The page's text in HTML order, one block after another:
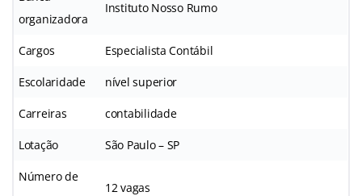
organizadora
Instituto Nosso Rumo
Cargos Especialista Contábil
Escolaridade nível superior
Carreiras contabilidade
Lotação São Paulo – SP
Número de
12 vagas